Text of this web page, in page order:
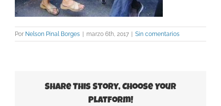
Por Nelson Pinal Borges | marzo 6th, 2017 | Sin comentarios
Share This Story, Choose Your
Platform!